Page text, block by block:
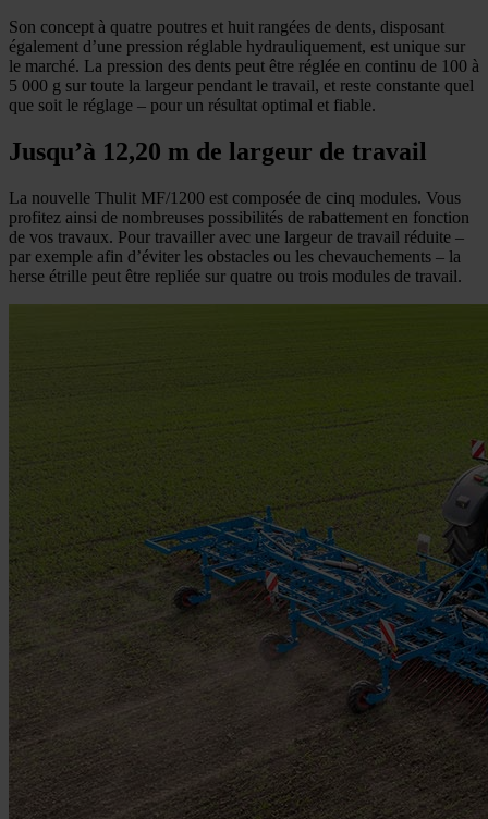
Son concept à quatre poutres et huit rangées de dents, disposant
également d’une pression réglable hydrauliquement, est unique sur
le marché. La pression des dents peut être réglée en continu de 100 à
5 000 g sur toute la largeur pendant le travail, et reste constante quel
que soit le réglage – pour un résultat optimal et fiable.
Jusqu’à 12,20 m de largeur de travail
La nouvelle Thulit MF/1200 est composée de cinq modules. Vous
profitez ainsi de nombreuses possibilités de rabattement en fonction
de vos travaux. Pour travailler avec une largeur de travail réduite –
par exemple afin d’éviter les obstacles ou les chevauchements – la
herse étrille peut être repliée sur quatre ou trois modules de travail.